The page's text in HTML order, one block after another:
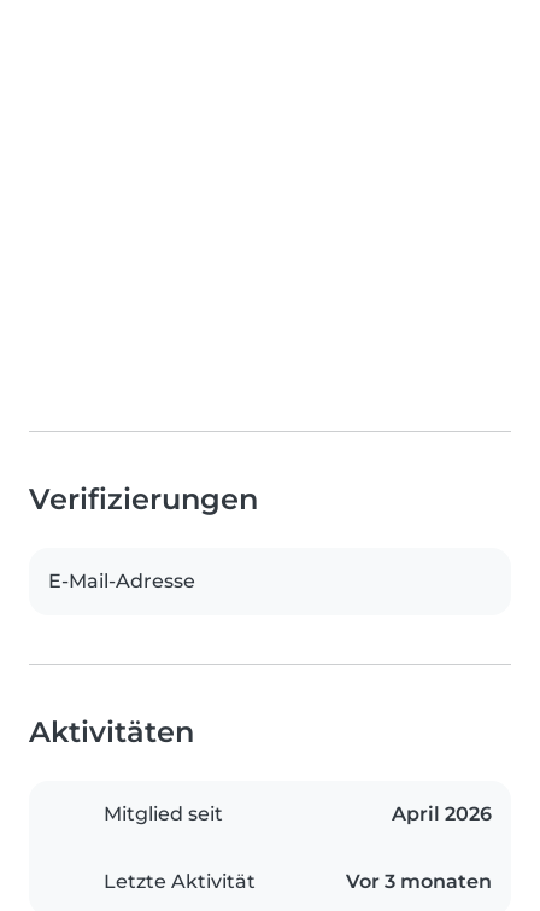
Verifizierungen
E-Mail-Adresse
Aktivitäten
Mitglied seit April 2026
Letzte Aktivität Vor 3 monaten